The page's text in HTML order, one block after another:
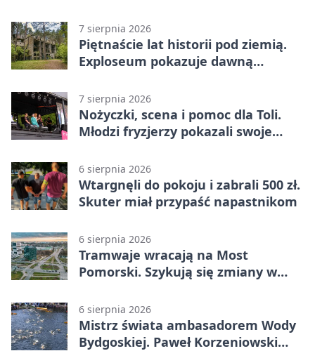
7 sierpnia 2026
Piętnaście lat historii pod ziemią.
Exploseum pokazuje dawną
7 sierpnia 2026
Nożyczki, scena i pomoc dla Toli.
Młodzi fryzjerzy pokazali swoje
6 sierpnia 2026
Wtargnęli do pokoju i zabrali 500 zł.
Skuter miał przypaść napastnikom
6 sierpnia 2026
Tramwaje wracają na Most
Pomorski. Szykują się zmiany w
6 sierpnia 2026
Mistrz świata ambasadorem Wody
Bydgoskiej. Paweł Korzeniowski